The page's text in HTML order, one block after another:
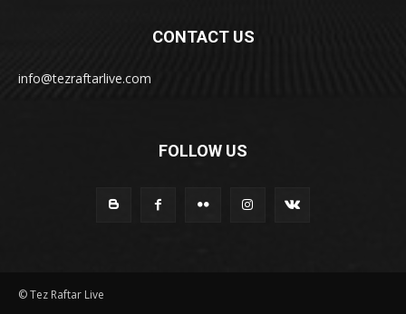
CONTACT US
info@tezraftarlive.com
FOLLOW US
© Tez Raftar Live